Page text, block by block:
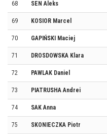
68 SEN Aleks
69 KOSIOR Marcel
70 GAPIŃSKI Maciej
71 DROSDOWSKA Klara
72 PAWLAK Daniel
73 PIATRUSHA Andrei
74 SAK Anna
75 SKONIECZKA Piotr